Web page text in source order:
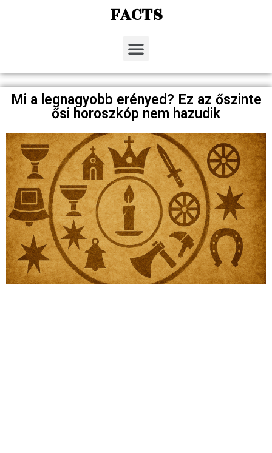
FACTS
Mi a legnagyobb erényed? Ez az őszinte
ősi horoszkóp nem hazudik